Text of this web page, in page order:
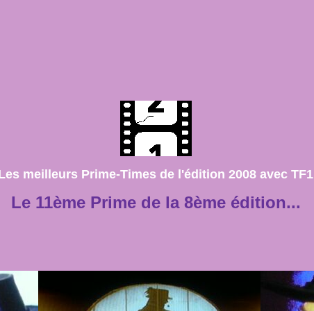
meilleurs Prime-Times de l'édition 2008 avec TF1
Le 11ème Prime de la 8ème édition...